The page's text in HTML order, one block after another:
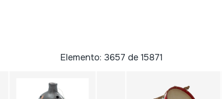
Elemento: 3657 de 15871